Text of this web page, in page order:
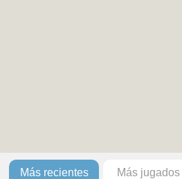
Más recientes Más jugados